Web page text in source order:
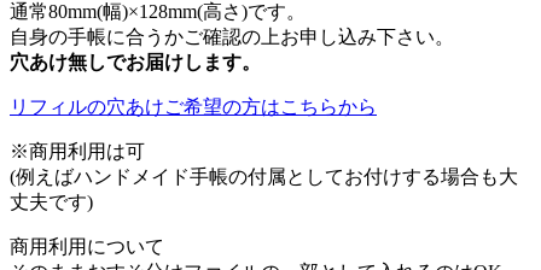
通常80mm(幅)×128mm(高さ)です。
自身の手帳に合うかご確認の上お申し込み下さい。
穴あけ無しでお届けします。
リフィルの穴あけご希望の方はこちらから
※商用利用は可
(例えばハンドメイド手帳の付属としてお付けする場合も大
丈夫です)
商用利用について